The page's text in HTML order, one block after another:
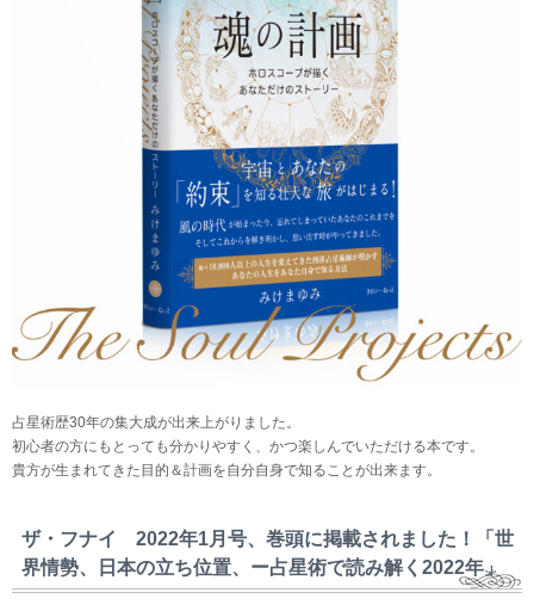
占星術歴30年の集大成が出来上がりました。
初心者の方にもとっても分かりやすく、かつ楽しんでいただける本です。
貴方が生まれてきた目的＆計画を自分自身で知ることが出来ます。
ザ・フナイ 2022年1月号、巻頭に掲載されました！「世
界情勢、日本の立ち位置、ー占星術で読み解く2022年」